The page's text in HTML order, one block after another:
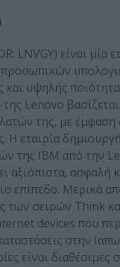
LNVGY) είναι μία
και υψηλής
Lenovo
της, με
Η εταιρία
της IBM από την
αξιόπιστα,
επίπεδο. Μερικά
των σειρών Think
devices που
στην
είναι διαθέσιμες